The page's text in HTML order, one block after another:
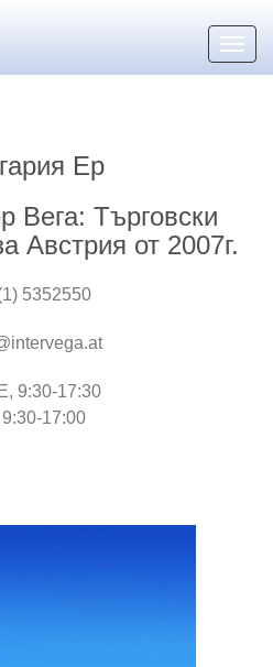
Ер
Вега: Търговски
Австрия от 2007г.
5352550
9:30-17:30
17:00